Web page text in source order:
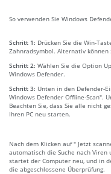
So verwenden Sie Windows
Schritt 1: Drücken Sie die Win-
Zahnradsymbol. Alternativ
Schritt 2: Wählen Sie die Option
Windows Defender.
Schritt 3: Unten in den Defender-
Windows Defender Offline-Scan".
Beachten Sie, dass Sie alle nicht
Ihren PC neu starten.
Nach dem Klicken auf " Jetzt
automatisch die Suche nach Viren
startet der Computer neu, und in
die abgeschlossene Überprüfung.